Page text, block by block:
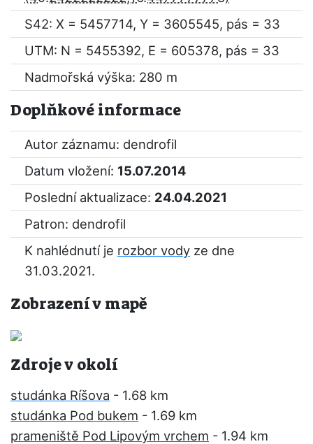
S42: X = 5457714, Y = 3605545, pás = 33
UTM: N = 5455392, E = 605378, pás = 33
Nadmořská výška: 280 m
Doplňkové informace
Autor záznamu: dendrofil
Datum vložení: 15.07.2014
Poslední aktualizace: 24.04.2021
Patron: dendrofil
K nahlédnutí je rozbor vody ze dne
31.03.2021.
Zobrazení v mapě
Zdroje v okolí
studánka Ríšova - 1.68 km
studánka Pod bukem - 1.69 km
prameniště Pod Lipovým vrchem - 1.94 km